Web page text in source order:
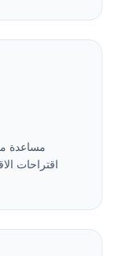
مساعدة
اقتراحات